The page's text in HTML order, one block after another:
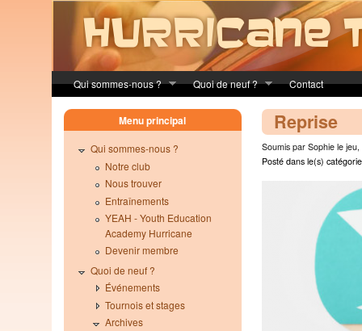
Qui sommes-nous ? Quoi de neuf ? Contact
Reprise
Soumis par Sophie le
Posté dans le(s)
Menu principal
Qui sommes-nous ?
Notre club
Nous trouver
Entraînements
YEAH - Youth Education
Academy Hurricane
Devenir membre
Quoi de neuf ?
Événements
Tournois et stages
Archives